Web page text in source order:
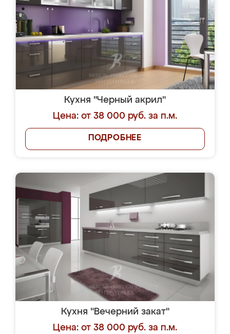
Кухня "Черный акрил"
Цена: от 38 000 руб. за п.м.
ПОДРОБНЕЕ
Кухня "Вечерний закат"
Цена: от 38 000 руб. за п.м.